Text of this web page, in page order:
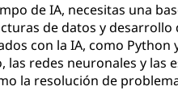
de IA, necesitas una
de datos y desarrollo
con la IA, como Python
redes neuronales y las
la resolución de